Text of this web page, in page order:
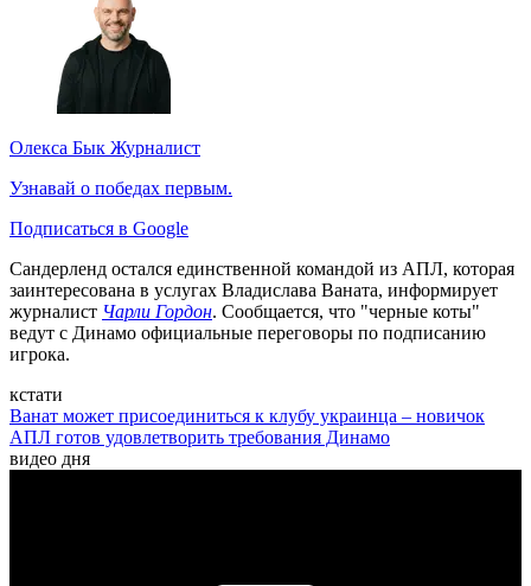
Олекса Бык Журналист
Узнавай о победах первым.
Подписаться в Google
Сандерленд остался единственной командой из АПЛ, которая
заинтересована в услугах Владислава Ваната, информирует
журналист Чарли Гордон. Сообщается, что "черные коты"
ведут с Динамо официальные переговоры по подписанию
игрока.
кстати
Ванат может присоединиться к клубу украинца – новичок
АПЛ готов удовлетворить требования Динамо
видео дня